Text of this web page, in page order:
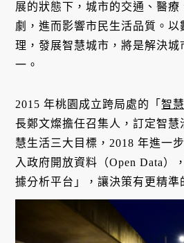
展的狀態下，城市的交通、醫療
劇，進而影響市民生活品質。以
理，發展智慧城市，將是解決城
一。
2015 年桃園成立跨局處的「智
長鄭文燦擔任召集人，訂定智慧
慧生活三大目標，2018 年進一
入政府開放資料（Open Data）
據分析平台」，讓決策有更精準